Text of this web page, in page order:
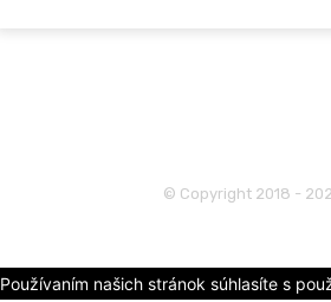
© Copyright 2018 -
Používaním našich stránok súhlasíte s